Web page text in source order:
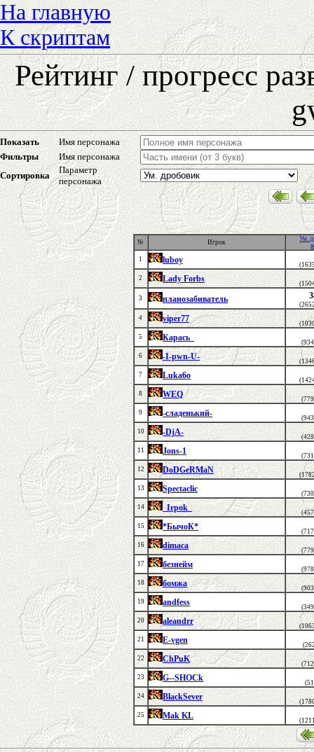
На главную
К скриптам
Рейтинг / прогресс
Показать
Имя персонажа
Фильтры
Имя персонажа
Сортировка
Параметр
персонажа
№ Игрок
Ум.
1
luboy
2
Lady Forbs
3 планозабиватель
4
viper77
5
Карась_
6
-I-pwn-U-
7
Luka6o
8
WEQ
9
-сладенький-
10
-DjA-
11
Jons-1
12
DoDGeRMaN
13
Spectaclic
14
_Irpok_
15
*БычоК*
16
dimaca
17
безнейм
18
бомжа
19
andfess
20
aleandrr
21
E-vgen
22
ChPuK
23
G--SHOCk
24
BlackSever
25
Mak KL